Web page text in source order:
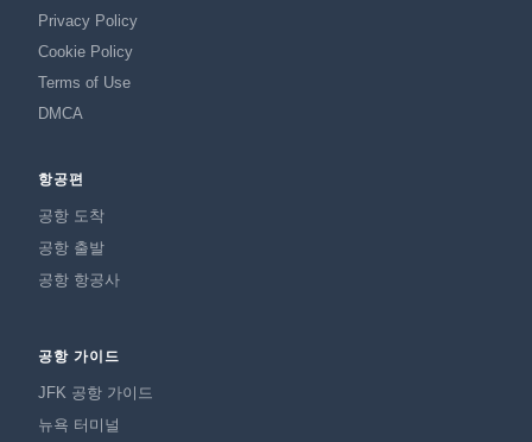
Privacy Policy
Cookie Policy
Terms of Use
DMCA
항공편
공항 도착
공항 출발
공항 항공사
공항 가이드
JFK 공항 가이드
뉴욕 터미널